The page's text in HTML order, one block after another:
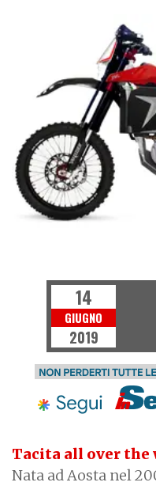
Tacita all over the
Nata ad Aosta nel
14
GIUGNO
2019